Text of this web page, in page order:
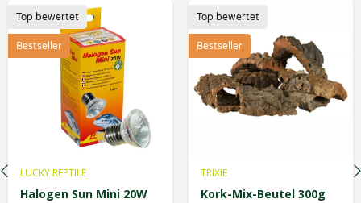
Top bewertet
Bestseller
TRIXIE
Kork-Mix-Beutel 300g
Top bewertet
EHEIM
aqua160 Eckfilter